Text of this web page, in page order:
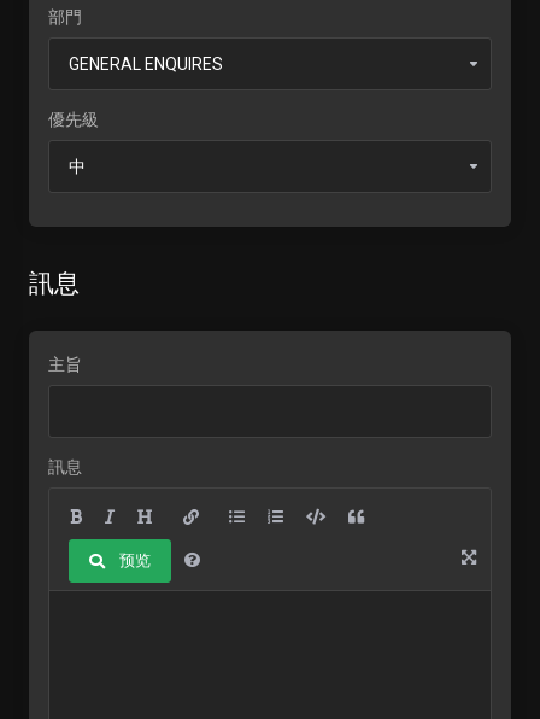
部門
優先級
訊息
主旨
訊息
预览